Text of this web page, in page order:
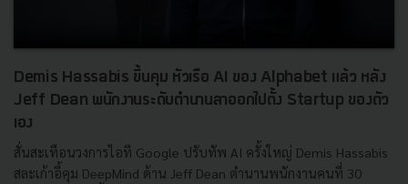
Demis Hassabis ขึ้นคุม หัวเรือ AI ของ Alphabet แล้ว หลัง
Jeff Dean พนักงานระดับตำนานลาออกไปตั้ง Startup ของตัว
เอง
สั่นสะเทือนวงการไอที Google ปรับทัพ AI ครั้งใหญ่ Demis Hassabis
สละเก้าอี้คุม DeepMind ด้าน Jeff Dean ตำนานพนักงานคนที่ 30